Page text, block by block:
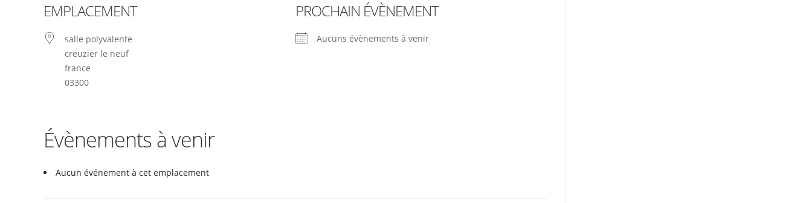
EMPLACEMENT
salle polyvalente
creuzier le neuf
france
03300
PROCHAIN ÉVÈNEMENT
Aucuns évènements à venir
Évènements à venir
Aucun événement à cet emplacement